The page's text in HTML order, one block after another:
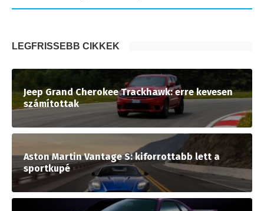
LEGFRISSEBB CIKKEK
Jeep Grand Cherokee Trackhawk: erre kevesen
számítottak
Aston Martin Vantage S: kiforrottabb lett a
sportkupé